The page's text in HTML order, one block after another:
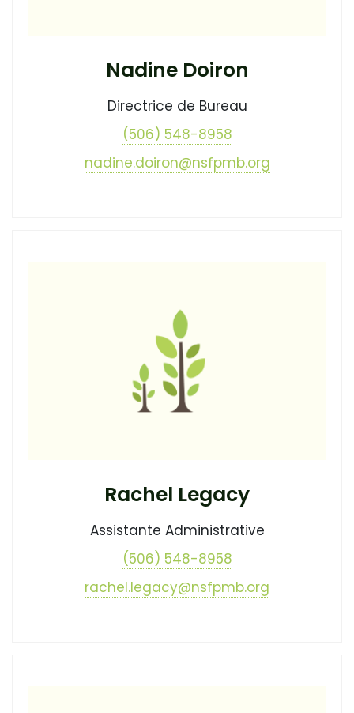
Nadine Doiron
Directrice de Bureau
(506) 548-8958
nadine.doiron@nsfpmb.org
Rachel Legacy
Assistante Administrative
(506) 548-8958
rachel.legacy@nsfpmb.org